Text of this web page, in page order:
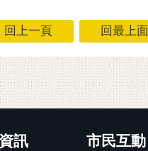
回上一頁 回最上面
訊 市民互動